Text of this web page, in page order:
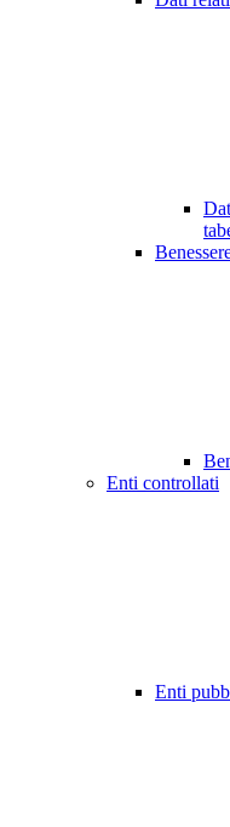
Enti controllati
Enti